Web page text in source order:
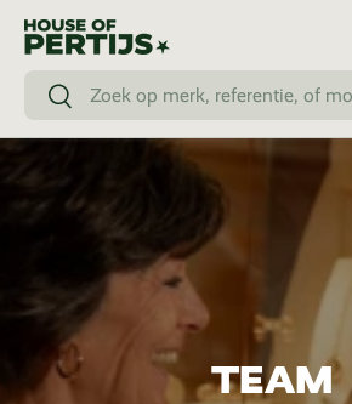
Skip to content
SearchSearch
TEAM